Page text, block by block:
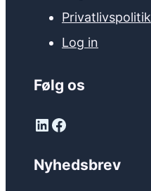
Privatlivspolitik
Log in
Følg os
LinkedIn
Facebook
Nyhedsbrev